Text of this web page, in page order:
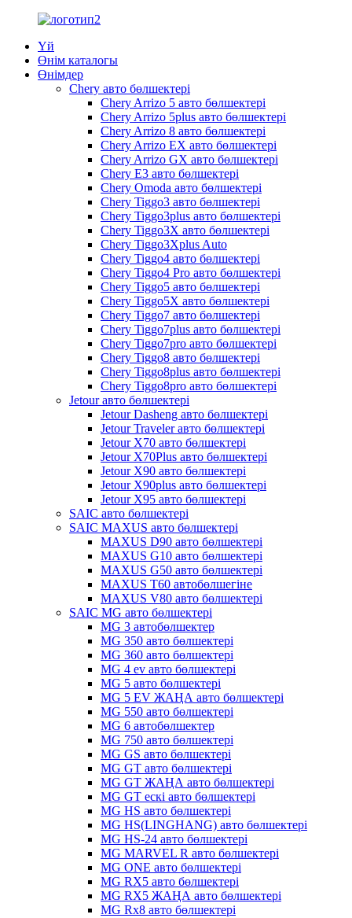
Үй
Өнім каталогы
Өнімдер
Chery авто бөлшектері
Chery Arrizo 5 авто бөлшектері
Chery Arrizo 5plus авто бөлшектері
Chery Arrizo 8 авто бөлшектері
Chery Arrizo EX авто бөлшектері
Chery Arrizo GX авто бөлшектері
Chery E3 авто бөлшектері
Chery Omoda авто бөлшектері
Chery Tiggo3 авто бөлшектері
Chery Tiggo3plus авто бөлшектері
Chery Tiggo3X авто бөлшектері
Chery Tiggo3Xplus Auto
Chery Tiggo4 авто бөлшектері
Chery Tiggo4 Pro авто бөлшектері
Chery Tiggo5 авто бөлшектері
Chery Tiggo5X авто бөлшектері
Chery Tiggo7 авто бөлшектері
Chery Tiggo7plus авто бөлшектері
Chery Tiggo7pro авто бөлшектері
Chery Tiggo8 авто бөлшектері
Chery Tiggo8plus авто бөлшектері
Chery Tiggo8pro авто бөлшектері
Jetour авто бөлшектері
Jetour Dasheng авто бөлшектері
Jetour Traveler авто бөлшектері
Jetour X70 авто бөлшектері
Jetour X70Plus авто бөлшектері
Jetour X90 авто бөлшектері
Jetour X90plus авто бөлшектері
Jetour X95 авто бөлшектері
SAIC авто бөлшектері
SAIC MAXUS авто бөлшектері
MAXUS D90 авто бөлшектері
MAXUS G10 авто бөлшектері
MAXUS G50 авто бөлшектері
MAXUS T60 автобөлшегіне
MAXUS V80 авто бөлшектері
SAIC MG авто бөлшектері
MG 3 автобөлшектер
MG 350 авто бөлшектері
MG 360 авто бөлшектері
MG 4 ev авто бөлшектері
MG 5 авто бөлшектері
MG 5 EV ЖАҢА авто бөлшектері
MG 550 авто бөлшектері
MG 6 автобөлшектер
MG 750 авто бөлшектері
MG GS авто бөлшектері
MG GT авто бөлшектері
MG GT ЖАҢА авто бөлшектері
MG GT ескі авто бөлшектері
MG HS авто бөлшектері
MG HS(LINGHANG) авто бөлшектері
MG HS-24 авто бөлшектері
MG MARVEL R авто бөлшектері
MG ONE авто бөлшектері
MG RX5 авто бөлшектері
MG RX5 ЖАҢА авто бөлшектері
MG Rx8 авто бөлшектері